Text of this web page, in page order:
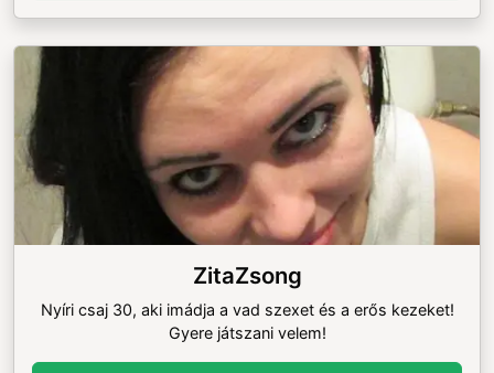
ZitaZsong
Nyíri csaj 30, aki imádja a vad szexet és a erős kezeket!
Gyere játszani velem!